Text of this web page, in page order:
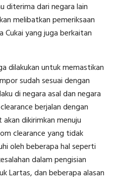
diterima dari negara lain
melibatkan pemeriksaan
Cukai yang juga berkaitan
dilakukan untuk memastikan
sudah sesuai dengan
di negara asal dan negara
berjalan dengan
dikirimkan menuju
clearance yang tidak
oleh beberapa hal seperti
dalam pengisian
Lartas, dan beberapa alasan